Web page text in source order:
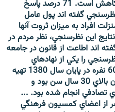
وصميميت روز به روز در حال كاهش است. 71 درصد پاسخ
گفته اند پول عامل
افراد به ميزان ثروت آنها
اين نظرسنجي، نظر مردم در
است كه 66 درصد گفته اند اطاعت از قانون در جامعه
را يكي از نهادهاي
فرهنگي با يك جامعه آماري 600 نفره در پايان سال 1380 تهيه
كرده بود. پاسخگويان شهروندان بالاي 30 سال سن بود و
تصادفي انجام شده بود. ...
گذشته جنجال سفر 5 نفر از اعضاي كمسيون فرهنگي